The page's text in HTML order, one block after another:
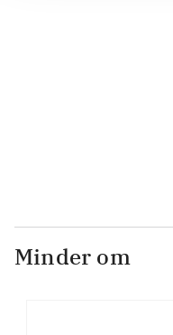
Minder om